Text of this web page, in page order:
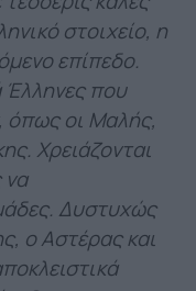
στοιχείο, η
επίπεδο.
Έλληνες που
όπως οι Μαλής,
Χρειάζονται
να
Δυστυχώς
ο Αστέρας και